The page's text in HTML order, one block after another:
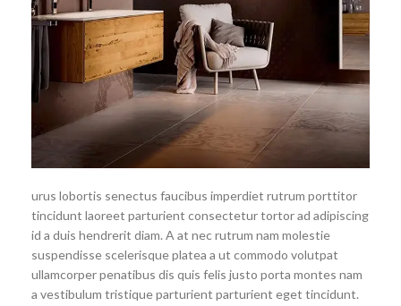
urus lobortis senectus faucibus imperdiet rutrum porttitor
tincidunt laoreet parturient consectetur tortor ad adipiscing
id a duis hendrerit diam. A at nec rutrum nam molestie
suspendisse scelerisque platea a ut commodo volutpat
ullamcorper penatibus dis quis felis justo porta montes nam
a vestibulum tristique parturient parturient eget tincidunt.